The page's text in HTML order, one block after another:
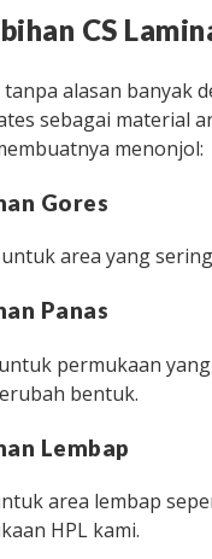
CS
tanpa alasan banyak
sebagai material
menonjol:
Gores
area yang
Panas
permukaan
bentuk.
Lembap
area lembap
HPL kami.